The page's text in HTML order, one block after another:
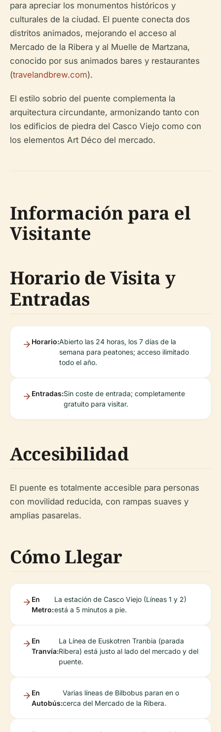
para apreciar los monumentos históricos y
culturales de la ciudad. El puente conecta dos
distritos animados, mejorando el acceso al
Mercado de la Ribera y al Muelle de Martzana,
conocido por sus animados bares y restaurantes
(travelandbrew.com).
El estilo sobrio del puente complementa la
arquitectura circundante, armonizando tanto con
los edificios de piedra del Casco Viejo como con
los elementos Art Déco del mercado.
Información para el
Visitante
Horario de Visita y
Entradas
Horario:Abierto las 24 horas, los 7 días de la
semana para peatones; acceso ilimitado
todo el año.
Entradas:Sin coste de entrada; completamente
gratuito para visitar.
Accesibilidad
El puente es totalmente accesible para personas
con movilidad reducida, con rampas suaves y
amplias pasarelas.
Cómo Llegar
En
Metro:
La estación de Casco Viejo (Líneas 1 y 2)
está a 5 minutos a pie.
En
Tranvía:
La Línea de Euskotren Tranbia (parada
Ribera) está justo al lado del mercado y del
puente.
En
Autobús:
Varias líneas de Bilbobus paran en o
cerca del Mercado de la Ribera.